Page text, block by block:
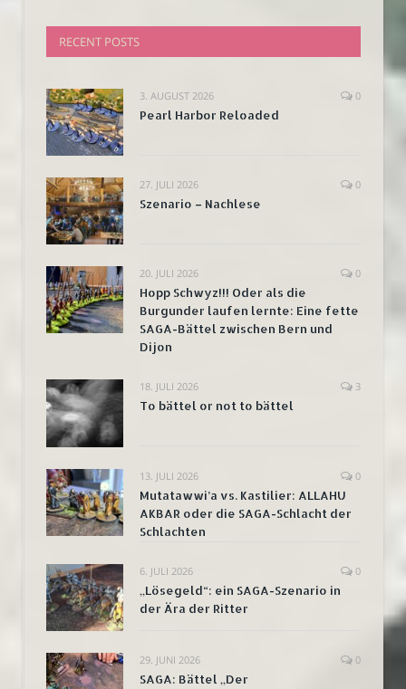
RECENT POSTS
3. AUGUST 2026 0
Pearl Harbor Reloaded
27. JULI 2026 0
Szenario – Nachlese
20. JULI 2026 0
Hopp Schwyz!!! Oder als die
Burgunder laufen lernte: Eine fette
SAGA-Bättel zwischen Bern und
Dijon
18. JULI 2026 3
To bättel or not to bättel
13. JULI 2026 0
Mutatawwi’a vs. Kastilier: ALLAHU
AKBAR oder die SAGA-Schlacht der
Schlachten
6. JULI 2026 0
„Lösegeld“: ein SAGA-Szenario in
der Ära der Ritter
29. JUNI 2026 0
SAGA: Bättel „Der